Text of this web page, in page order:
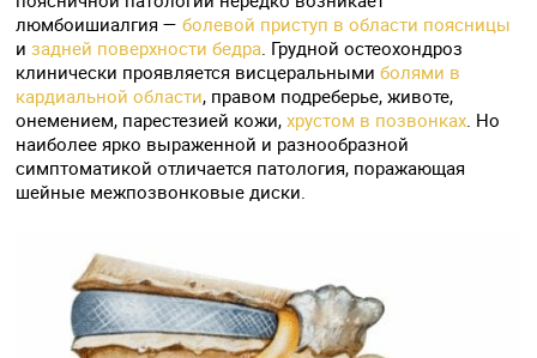
люмбоишиалгия —болевой приступ в области поясницы
изадней поверхности бедра. Грудной остеохондроз
клинически проявляется висцеральнымиболями в
кардиальной области, правом подреберье, животе,
онемением, парестезией кожи,хрустом в позвонках. Но
наиболее ярко выраженной и разнообразной
симптоматикой отличается патология, поражающая
шейные межпозвонковые диски.